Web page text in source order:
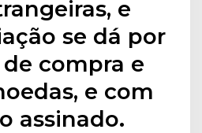
e
se dá por
compra e
e com
assinado.